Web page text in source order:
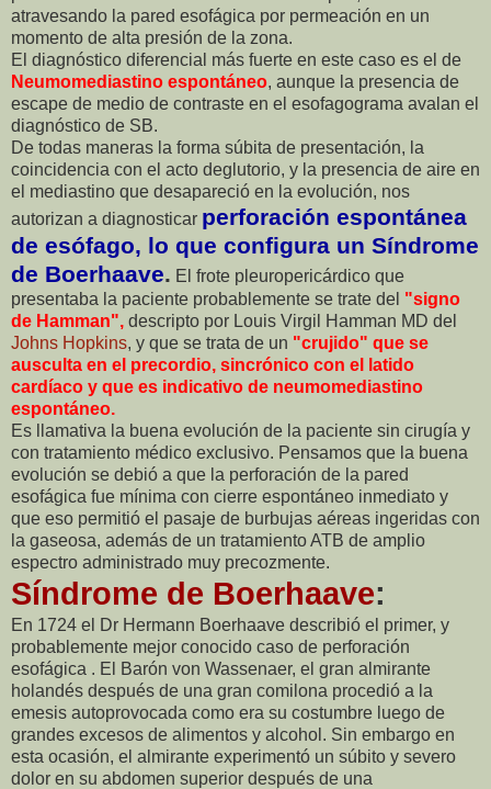
atravesando la pared esofágica por permeación en un
momento de alta presión de la zona.
El diagnóstico diferencial más fuerte en este caso es el de
Neumomediastino espontáneo, aunque la presencia de
escape de medio de contraste en el esofagograma avalan el
diagnóstico de SB.
De todas maneras la forma súbita de presentación, la
coincidencia con el acto deglutorio, y la presencia de aire en
el mediastino que desapareció en la evolución, nos
autorizan a diagnosticar perforación espontánea
de esófago, lo que configura un Síndrome
de Boerhaave. El frote pleuropericárdico que
presentaba la paciente probablemente se trate del "signo
de Hamman", descripto por Louis Virgil Hamman MD del
Johns Hopkins, y que se trata de un "crujido" que se
ausculta en el precordio, sincrónico con el latido
cardíaco y que es indicativo de neumomediastino
espontáneo.
Es llamativa la buena evolución de la paciente sin cirugía y
con tratamiento médico exclusivo. Pensamos que la buena
evolución se debió a que la perforación de la pared
esofágica fue mínima con cierre espontáneo inmediato y
que eso permitió el pasaje de burbujas aéreas ingeridas con
la gaseosa, además de un tratamiento ATB de amplio
espectro administrado muy precozmente.
Síndrome de Boerhaave:
En 1724 el Dr Hermann Boerhaave describió el primer, y
probablemente mejor conocido caso de perforación
esofágica . El Barón von Wassenaer, el gran almirante
holandés después de una gran comilona procedió a la
emesis autoprovocada como era su costumbre luego de
grandes excesos de alimentos y alcohol. Sin embargo en
esta ocasión, el almirante experimentó un súbito y severo
dolor en su abdomen superior después de una